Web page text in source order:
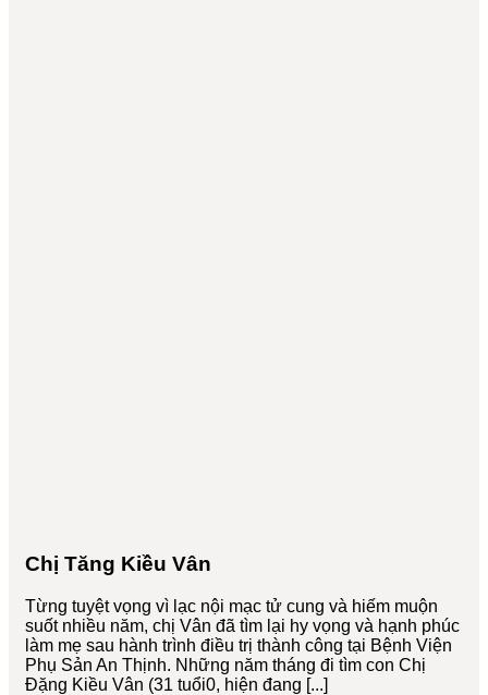
Chị Tăng Kiều Vân
Từng tuyệt vọng vì lạc nội mạc tử cung và hiếm muộn
suốt nhiều năm, chị Vân đã tìm lại hy vọng và hạnh phúc
làm mẹ sau hành trình điều trị thành công tại Bệnh Viện
Phụ Sản An Thịnh. Những năm tháng đi tìm con Chị
Đặng Kiều Vân (31 tuổi0, hiện đang [...]